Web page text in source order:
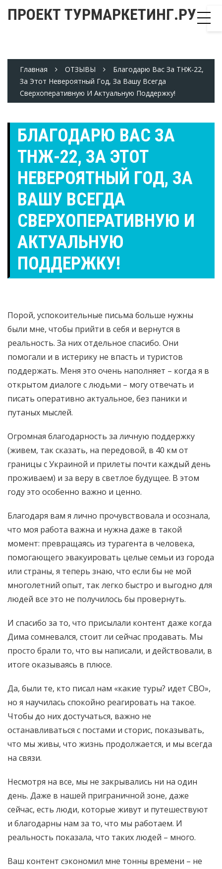
ПРОЕКТ ТУРМАРКЕТИНГ.РУ
Главная ОТЗЫВЫ
Благодарю Вас За ТНЖ-22,
За Этот Невероятный Год, За Вашу Всегда
Сверхоперативную И Актуальную Поддержку!
БЛАГОДАРЮ ВАС ЗА
ТНЖ-22, ЗА ЭТОТ
НЕВЕРОЯТНЫЙ ГОД, ЗА
ВАШУ ВСЕГДА
СВЕРХОПЕРАТИВНУЮ И
АКТУАЛЬНУЮ
ПОДДЕРЖКУ!
Порой, успокоительные письма больше нужны
были мне, чтобы прийти в себя и вернутся в
реальность. За них отдельное спасибо. Они
помогали и в истерику не впасть и туристов
поддержать. Меня это очень наполняет – когда я в
открытом диалоге с людьми – могу отвечать и
писать оперативно актуальное, без паники и
путаных мыслей.
Огромная благодарность за личную поддержку
(живем, так сказать, на передовой, в 40 км от
границы с Украиной и прилеты почти каждый день
проживаем) и за веру в светлое будущее. В этом
году это особенно важно и ценно.
Благодаря вам я лично прочувствовала и осознала,
что моя работа важна и нужна даже в такой
момент: превращаясь из турагента в человека,
помогающего эвакуировать целые семьи из города
или страны, я теперь знаю, что если бы не мой
многолетний опыт, так легко быстро и выгодно для
людей все это не получилось бы провернуть.
И спасибо за то, что присылали контент даже когда
Дима сомневался, стоит ли сейчас продавать. Мы
просто брали то, что вы написали, и действовали, в
итоге оказываясь в плюсе.
Да, были те, кто писал нам «какие туры? идет СВО»,
но я научилась спокойно реагировать на такое.
Чтобы до них достучаться, важно не
останавливаться с постами и сторис, показывать,
что мы живы, что жизнь продолжается, и мы всегда
на связи.
Несмотря на все, мы не закрывались ни на один
день. Даже в нашей приграничной зоне, даже
сейчас, есть люди, которые живут и путешествуют
и благодарны нам за то, что мы работаем. И
реальность показала, что таких людей – много.
Ваш контент сэкономил мне тонны времени – не